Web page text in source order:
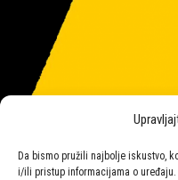
Da bismo pružili najbolje iskustvo,
i/ili pristup informacijama o